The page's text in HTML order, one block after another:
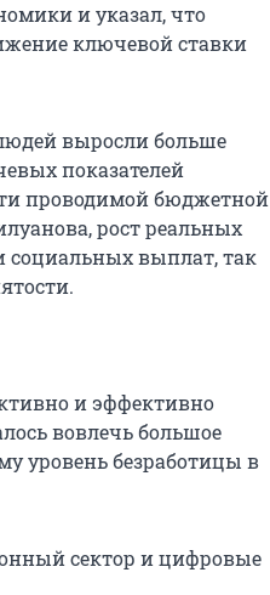
и указал, что
ключевой ставки
выросли больше
показателей
проводимой бюджетной
рост реальных
социальных выплат, так
и эффективно
вовлечь большое
уровень безработицы в
сектор и цифровые